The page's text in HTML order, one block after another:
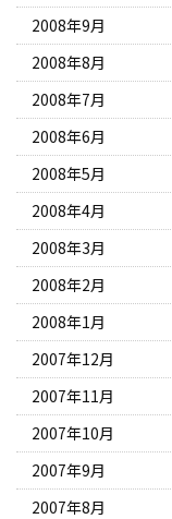
2008年9月
2008年8月
2008年7月
2008年6月
2008年5月
2008年4月
2008年3月
2008年2月
2008年1月
2007年12月
2007年11月
2007年10月
2007年9月
2007年8月